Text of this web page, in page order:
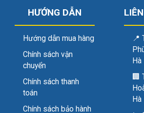
HƯỚNG DẪN
Hướng dẫn mua hàng
Chính sách vận
chuyển
Chính sách thanh
toán
Chính sách bảo hành
📍
Hà
🏢
Hà